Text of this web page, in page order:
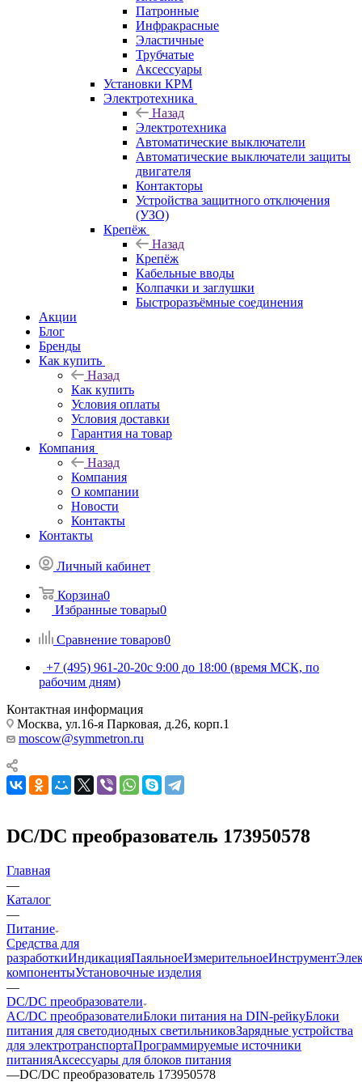
Патронные
Инфракрасные
Эластичные
Трубчатые
Аксессуары
Установки КРМ
Электротехника
Назад
Электротехника
Автоматические выключатели
Автоматические выключатели защиты
двигателя
Контакторы
Устройства защитного отключения
(УЗО)
Крепёж
Назад
Крепёж
Кабельные вводы
Колпачки и заглушки
Быстроразъёмные соединения
Акции
Блог
Бренды
Как купить
Назад
Как купить
Условия оплаты
Условия доставки
Гарантия на товар
Компания
Назад
Компания
О компании
Новости
Контакты
Контакты
Личный кабинет
Корзина0
Избранные товары0
Сравнение товаров0
+7 (495) 961-20-20с 9:00 до 18:00 (время МСК, по
рабочим дням)
Контактная информация
Москва, ул.16-я Парковая, д.26, корп.1
moscow@symmetron.ru
DC/DC преобразователь 173950578
Главная
—
Каталог
—
Питание
Средства для
разработкиИндикацияПаяльноеИзмерительноеИнструмент
компонентыУстановочные изделия
—
DC/DC преобразователи
AC/DC преобразователиБлоки питания на DIN-рейкуБлоки
питания для светодиодных светильниковЗарядные устройства
для электротранспортаПрограммируемые источники
питанияАксессуары для блоков питания
—DC/DC преобразователь 173950578